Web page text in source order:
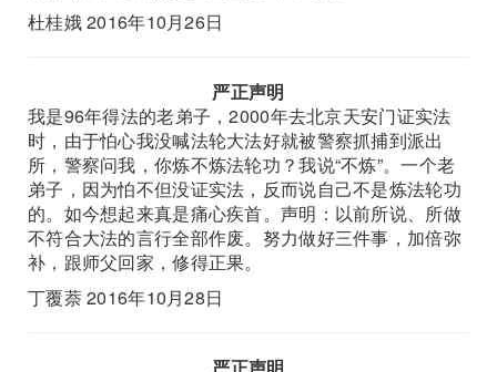
杜桂娥 2016年10月26日
严正声明
我是96年得法的老弟子，2000年去北京天安门证实法
时，由于怕心我没喊法轮大法好就被警察抓捕到派出
所，警察问我，你炼不炼法轮功？我说“不炼”。一个老
弟子，因为怕不但没证实法，反而说自己不是炼法轮功
的。如今想起来真是痛心疾首。声明：以前所说、所做
不符合大法的言行全部作废。努力做好三件事，加倍弥
补，跟师父回家，修得正果。
丁覆萘 2016年10月28日